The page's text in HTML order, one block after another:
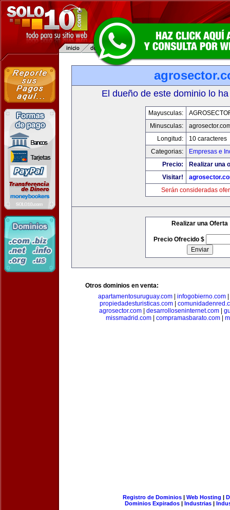
El dueño de este dominio lo
Mayusculas:
Minusculas:
Longitud:
10 caracteres
Categorias:
Empresas e
Precio:
Realizar una
Visitar!
Serán consideradas
Realizar una Oferta
Precio Ofrecido $
Otros dominios en venta:
apartamentosuruguay.com
infogobierno.com
propiedadesturisticas.com|
agrosector.com
desarrolloseninternet.com
missmadrid.com| compramasbarato.com|
Registro de Dominios| Web Hosting |
Dominios Expirados | Industrias |